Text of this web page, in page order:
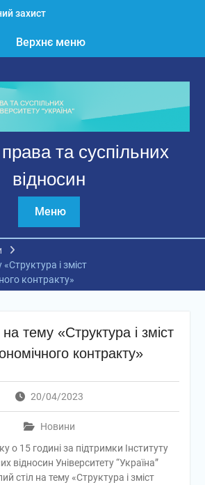
захист
Юрійовича
на здобуття
зі спеціальності
спеціальності
захист
Садковського
Петровича поданої
філософії зі
Верхнє меню
права та суспільних
відносин
Меню
і зміст
контракту»
на тему «Структура і зміст
контракту»
20/04/2023
Новини
о 15 годині за підтримки Інституту
відносин Університету “Україна”
стіл на тему «Структура і зміст